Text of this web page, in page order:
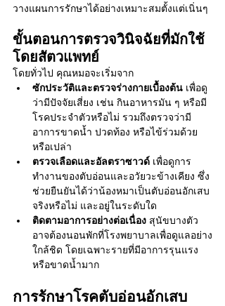
วางแผนการรักษาได้อย่างเหมาะสมตั้งแต่เนิ่นๆ
ขั้นตอนการตรวจวินิจฉัยที่มักใช้
โดยสัตวแพทย์
โดยทั่วไป คุณหมอจะเริ่มจาก
ซักประวัติและตรวจร่างกายเบื้องต้น เพื่อดู
ว่ามีปัจจัยเสี่ยง เช่น กินอาหารมัน ๆ หรือมี
โรคประจำตัวหรือไม่ รวมถึงตรวจว่ามี
อาการขาดน้ำ ปวดท้อง หรือไข้ร่วมด้วย
หรือเปล่า
ตรวจเลือดและอัลตราซาวด์ เพื่อดูการ
ทำงานของตับอ่อนและอวัยวะข้างเคียง ซึ่ง
ช่วยยืนยันได้ว่าน้องหมาเป็นตับอ่อนอักเสบ
จริงหรือไม่ และอยู่ในระดับใด
ติดตามอาการอย่างต่อเนื่อง สุนัขบางตัว
อาจต้องนอนพักที่โรงพยาบาลเพื่อดูแลอย่าง
ใกล้ชิด โดยเฉพาะรายที่มีอาการรุนแรง
หรือขาดน้ำมาก
การรักษาโรคตับอ่อนอักเสบ